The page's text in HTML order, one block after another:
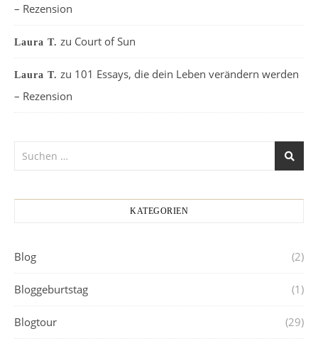
– Rezension
Laura T. zu Court of Sun
Laura T. zu 101 Essays, die dein Leben verändern werden
– Rezension
KATEGORIEN
Blog (2)
Bloggeburtstag (1)
Blogtour (29)